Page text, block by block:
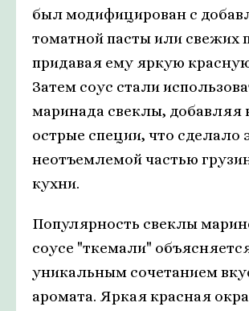
был модифицирован с
томатной пасты или свежих
придавая ему яркую
Затем соус стали
маринада свеклы, добавляя
острые специи, что сделало
неотъемлемой частью
кухни.
Популярность свеклы
соусе "ткемали"
уникальным сочетанием
аромата. Яркая красная